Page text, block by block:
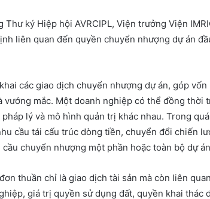
Thư ký Hiệp hội AVRCIPL, Viện trưởng Viện
liên quan đến quyền chuyển nhượng dự án
các giao dịch chuyển nhượng dự án, góp vốn
mắc. Một doanh nghiệp có thể đồng thời
lý và mô hình quản trị khác nhau. Trong
cầu tái cấu trúc dòng tiền, chuyển đổi chiến
chuyển nhượng một phần hoặc toàn bộ dự
thuần chỉ là giao dịch tài sản mà còn liên
giá trị quyền sử dụng đất, quyền khai thác